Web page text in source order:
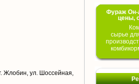
Жлобин, ул. Шоссейная,
Фураж Он-
цены,
сырье